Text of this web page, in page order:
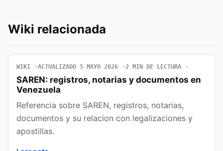
Wiki relacionada
WIKI ACTUALIZADO 5 MAYO 2026 2 MIN DE LECTURA
SAREN: registros, notarias y documentos en
Venezuela
Referencia sobre SAREN, registros, notarias,
documentos y su relacion con legalizaciones y
apostillas.